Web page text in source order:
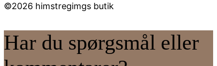
©2026 himstregimgs butik
Har du spørgsmål eller